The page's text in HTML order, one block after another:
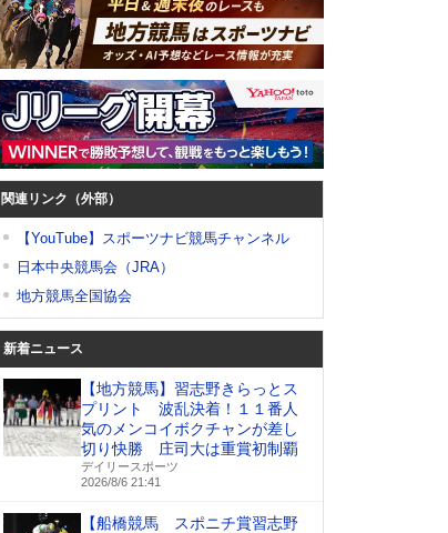
関連リンク（外部）
【YouTube】スポーツナビ競馬チャンネル
日本中央競馬会（JRA）
地方競馬全国協会
新着ニュース
【地方競馬】習志野きらっとス
プリント 波乱決着！１１番人
気のメンコイボクチャンが差し
切り快勝 庄司大は重賞初制覇
デイリースポーツ
2026/8/6 21:41
【船橋競馬 スポニチ賞習志野